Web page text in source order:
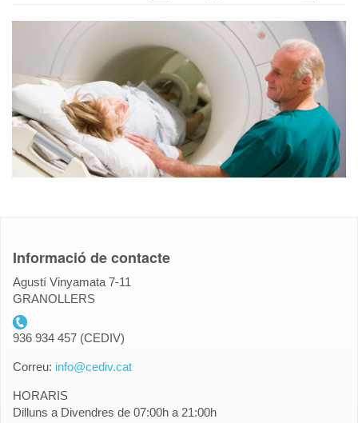
Informació de contacte
Agustí Vinyamata 7-11
GRANOLLERS
telefon_cediv.gif
936 934 457 (CEDIV)
Correu: info@cediv.cat
HORARIS
Dilluns a Divendres de 07:00h a 21:00h